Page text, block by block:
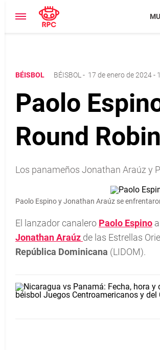
BÉISBOL BÉISBOL - 17 de enero de 2024 -
Paolo
Round Robin
Los panameños Jonathan Araúz y
Paolo Espino y Jonathan Araúz se
El lanzador canalero Paolo Espino
Jonathan Araúz de las Estrellas
República Dominicana (LIDOM).